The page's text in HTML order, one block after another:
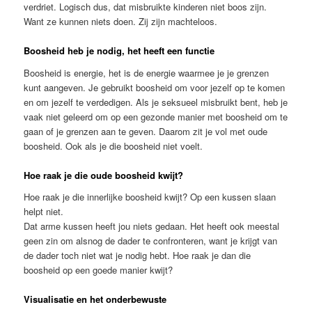
verdriet. Logisch dus, dat misbruikte kinderen niet boos zijn.
Want ze kunnen niets doen. Zij zijn machteloos.
Boosheid heb je nodig, het heeft een functie
Boosheid is energie, het is de energie waarmee je je grenzen
kunt aangeven. Je gebruikt boosheid om voor jezelf op te komen
en om jezelf te verdedigen. Als je seksueel misbruikt bent, heb je
vaak niet geleerd om op een gezonde manier met boosheid om te
gaan of je grenzen aan te geven. Daarom zit je vol met oude
boosheid. Ook als je die boosheid niet voelt.
Hoe raak je die oude boosheid kwijt?
Hoe raak je die innerlijke boosheid kwijt? Op een kussen slaan
helpt niet.
Dat arme kussen heeft jou niets gedaan. Het heeft ook meestal
geen zin om alsnog de dader te confronteren, want je krijgt van
de dader toch niet wat je nodig hebt. Hoe raak je dan die
boosheid op een goede manier kwijt?
Visualisatie en het onderbewuste